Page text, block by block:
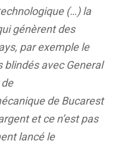
(…) la
génèrent des
par exemple le
avec General
de Bucarest
et ce n’est pas
lancé le